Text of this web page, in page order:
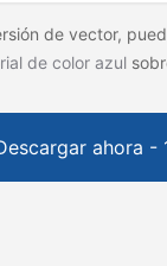
de vector,
de color azul
ahora -